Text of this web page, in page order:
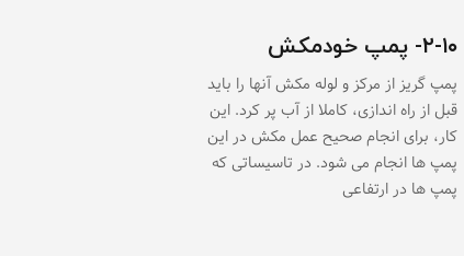
۲-۱۰- پمپ خودمکش
پمپ گریز از مرکز و لوله مکش آنها را باید
قبل از راه اندازی، کاملا از آب پر کرد. این
کار، برای انجام صحیح عمل مکش در این
پمپ ها انجام می شود. در تاسیساتی که
پمپ ها در ارتفاعی